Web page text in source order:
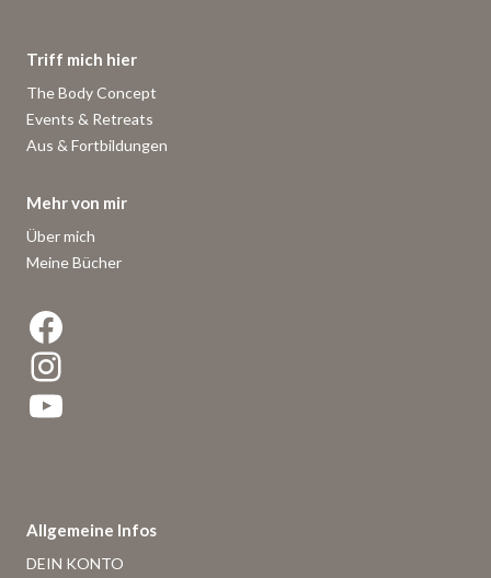
Triff mich hier
The Body Concept
Events & Retreats
Aus & Fortbildungen
Mehr von mir
Über mich
Meine Bücher
Facebook
Instagram
YouTube
Allgemeine Infos
DEIN KONTO